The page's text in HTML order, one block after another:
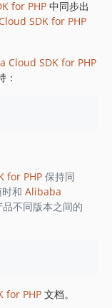
for PHP 中同步出
SDK for PHP
Cloud SDK for PHP
：
for PHP保持同
和 Alibaba
不同版本之间的
for PHP 文档。